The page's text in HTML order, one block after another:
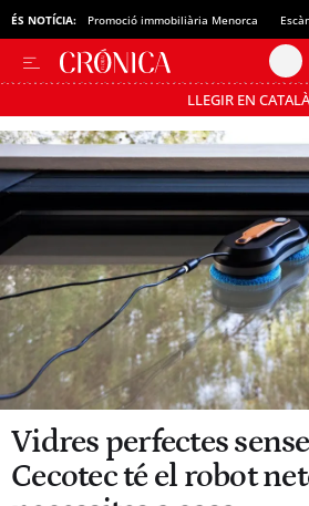
ÉS NOTÍCIA: Promoció immobiliària Menorca
LLEGIR EN CATALÀ
Passa’t al mode estalvi
Vidres perfectes
Cecotec té el robot